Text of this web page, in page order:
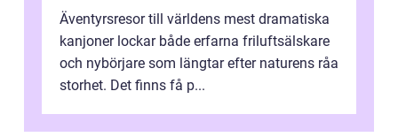
Äventyrsresor till världens mest dramatiska
kanjoner lockar både erfarna friluftsälskare
och nybörjare som längtar efter naturens råa
storhet. Det finns få p...